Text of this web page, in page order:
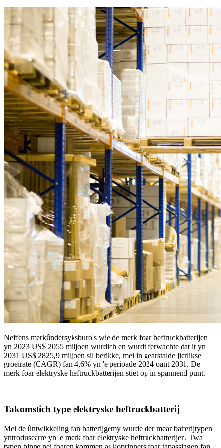
Neffens merkûndersyksburo's wie de merk foar heftruckbatterijen
yn 2023 US$ 2055 miljoen wurdich en wurdt ferwachte dat it yn
2031 US$ 2825,9 miljoen sil berikke, mei in gearstalde jierlikse
groeirate (CAGR) fan 4,6% yn 'e perioade 2024 oant 2031. De
merk foar elektryske heftruckbatterijen stiet op in spannend punt.
Takomstich type elektryske heftruckbatterij
Mei de ûntwikkeling fan batterijgemy wurde der mear batterijtypen
yntrodusearre yn 'e merk foar elektryske heftruckbatterijen. Twa
typen binne nei foaren kommen as koprinners foar tapassingen fan